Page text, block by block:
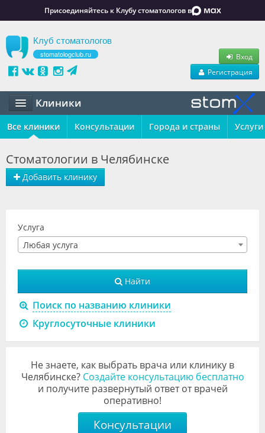
Присоединяйтесь к Клубу стоматологов в
Клуб стоматологов
stomatologclub.ru
Вход
Регистрация
Клиники
Статьи
Обучение
Резюме
Объявления
Форум
Клиники
Галерея
Все клиники Консультации Города и страны Услуги
Добавить клинику
Стоматологии в Челябинске
Услуга
Любая услуга
Найти
Поиск по названию клиники
Круглосуточные клиники
Не знаете, как выбрать врача или клинику в
Челябинске? Создайте консультацию бесплатно
и получите развернутый ответ от врачей
оперативно!
Консультации